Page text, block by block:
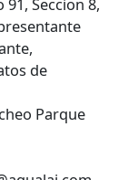
de
Parque